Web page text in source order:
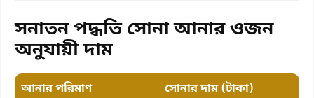
সনাতন পদ্ধতি সোনা আনার ওজন
অনুযায়ী দাম
আনার পরিমাণ সোনার দাম (টাকা)